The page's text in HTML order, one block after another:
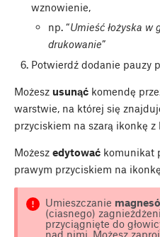
wznowienie,
np. “Umieść łożyska w
drukowanie”
Potwierdź dodanie pauzy
Możesz usunąć komendę
warstwie, na której się
przyciskiem na szarą ikonkę z
Możesz edytować komunikat
prawym przyciskiem na
Umieszczanie
(ciasnego)
przyciągnięte do
nad nimi. Możesz